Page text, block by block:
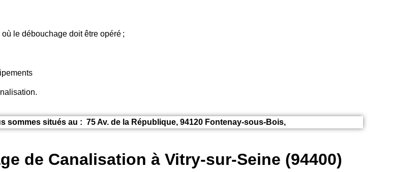
le débouchage doit être opéré ;
sommes situés au : 75 Av. de la République, 94120 Fontenay-sous-Bois,
de Canalisation à Vitry-sur-Seine (94400)